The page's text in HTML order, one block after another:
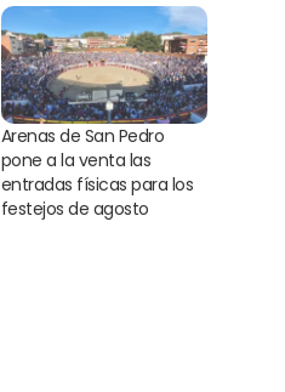
Arenas de San Pedro
pone a la venta las
entradas físicas para los
festejos de agosto